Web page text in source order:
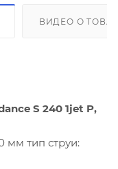
ВИДЕО О
S 240 1jet P,
мм тип струи: